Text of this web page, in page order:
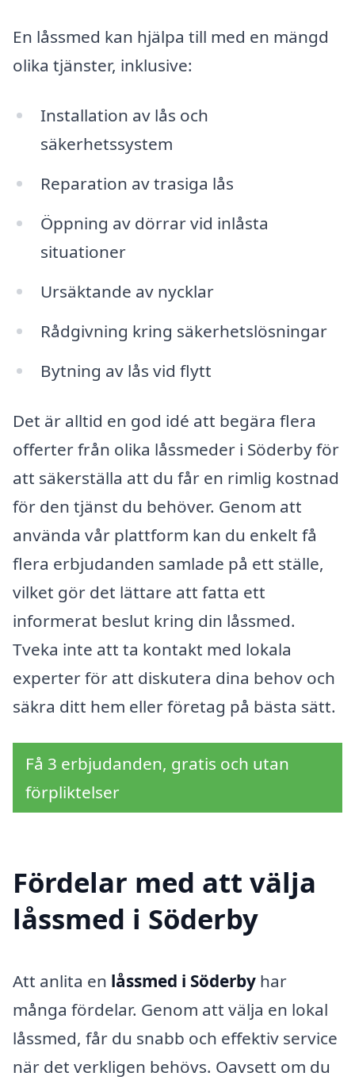
En låssmed kan hjälpa till med en mängd
olika tjänster, inklusive:
Installation av lås och
säkerhetssystem
Reparation av trasiga lås
Öppning av dörrar vid inlåsta
situationer
Ursäktande av nycklar
Rådgivning kring säkerhetslösningar
Bytning av lås vid flytt
Det är alltid en god idé att begära flera
offerter från olika låssmeder i Söderby för
att säkerställa att du får en rimlig kostnad
för den tjänst du behöver. Genom att
använda vår plattform kan du enkelt få
flera erbjudanden samlade på ett ställe,
vilket gör det lättare att fatta ett
informerat beslut kring din låssmed.
Tveka inte att ta kontakt med lokala
experter för att diskutera dina behov och
säkra ditt hem eller företag på bästa sätt.
Få 3 erbjudanden, gratis och utan
förpliktelser
Fördelar med att välja
låssmed i Söderby
Att anlita en låssmed i Söderby har
många fördelar. Genom att välja en lokal
låssmed, får du snabb och effektiv service
när det verkligen behövs. Oavsett om du